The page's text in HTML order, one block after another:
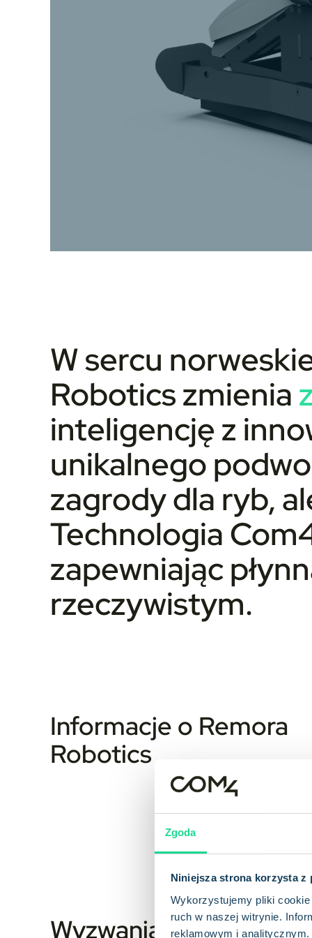
Zgoda
Niniejsza strona korzysta z
Wykorzystujemy pliki
ruch w naszej witrynie.
reklamowym i
W sercu
Robotics zmienia
inteligencję z
unikalnego
zagrody dla ryb,
Technologia
zapewniając
rzeczywistym.
Informacje o Remora
Robotics
Wyzwania